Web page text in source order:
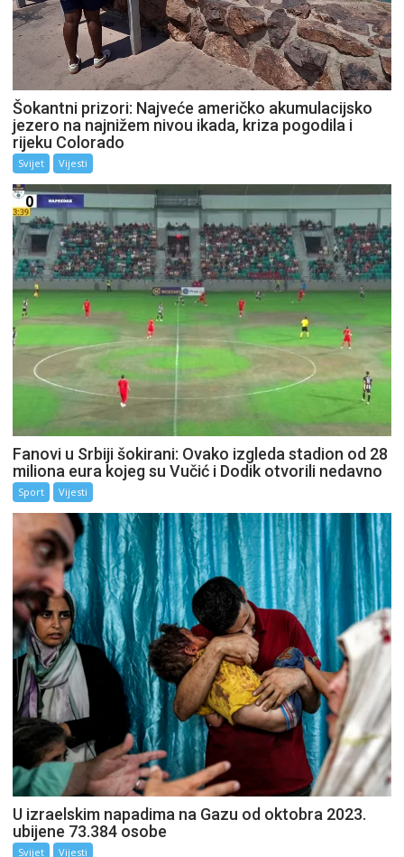
Šokantni prizori: Najveće američko akumulacijsko
jezero na najnižem nivou ikada, kriza pogodila i
rijeku Colorado
Svijet Vijesti
Fanovi u Srbiji šokirani: Ovako izgleda stadion od 28
miliona eura kojeg su Vučić i Dodik otvorili nedavno
Sport Vijesti
U izraelskim napadima na Gazu od oktobra 2023.
ubijene 73.384 osobe
Svijet Vijesti